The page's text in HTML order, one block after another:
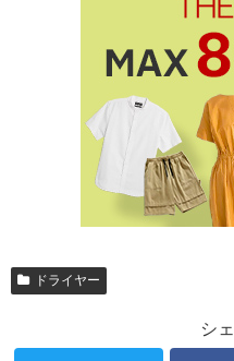
ドライヤー
シ